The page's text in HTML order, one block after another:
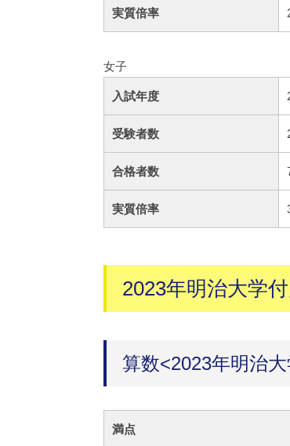
実質倍率
女子
入試年度
受験者数
合格者数
実質倍率
2023年明治大学
算数<2023年明治
満点